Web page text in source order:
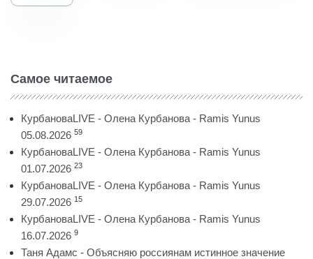
Самое читаемое
КурбановаLIVE - Олена Курбанова - Ramis Yunus
05.08.2026 59
КурбановаLIVE - Олена Курбанова - Ramis Yunus
01.07.2026 23
КурбановаLIVE - Олена Курбанова - Ramis Yunus
29.07.2026 15
КурбановаLIVE - Олена Курбанова - Ramis Yunus
16.07.2026 9
Таня Адамс - Объясняю россиянам истинное значение